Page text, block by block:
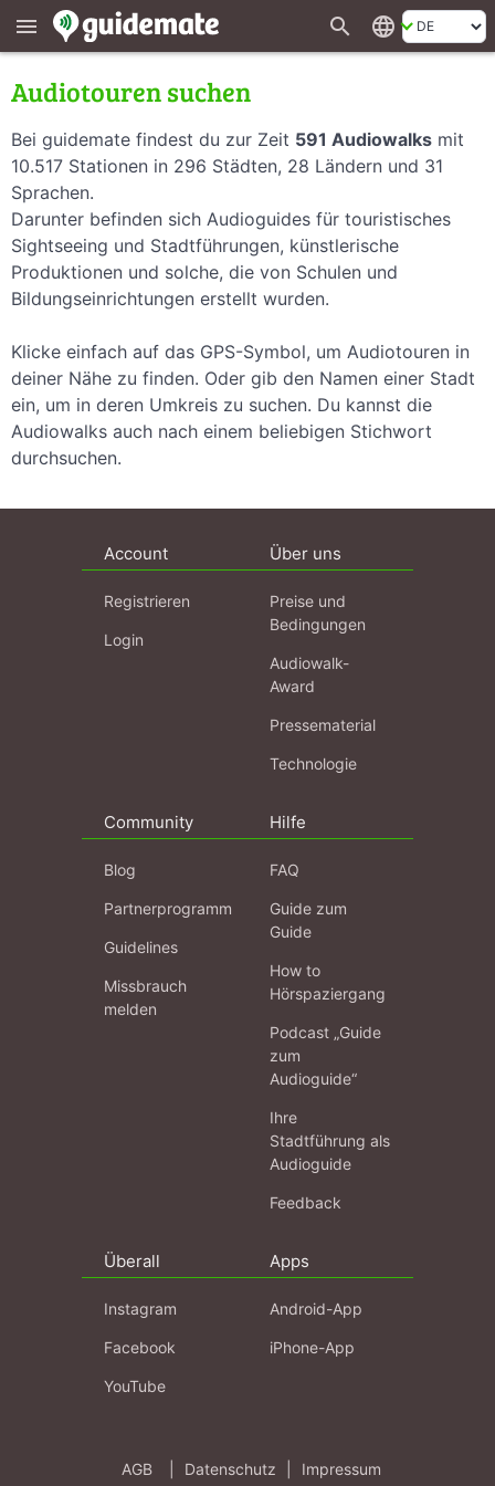
menu search language
Audiotouren suchen
Bei guidemate findest du zur Zeit 591 Audiowalks mit
10.517 Stationen in 296 Städten, 28 Ländern und 31
Sprachen.
Darunter befinden sich Audioguides für touristisches
Sightseeing und Stadtführungen, künstlerische
Produktionen und solche, die von Schulen und
Bildungseinrichtungen erstellt wurden.
Klicke einfach auf das GPS-Symbol, um Audiotouren in
deiner Nähe zu finden. Oder gib den Namen einer Stadt
ein, um in deren Umkreis zu suchen. Du kannst die
Audiowalks auch nach einem beliebigen Stichwort
durchsuchen.
Account
Registrieren
Login
Über uns
Preise und
Bedingungen
Audiowalk-
Award
Pressematerial
Technologie
Community
Blog
Partnerprogramm
Guidelines
Missbrauch
melden
Hilfe
FAQ
Guide zum
Guide
How to
Hörspaziergang
Podcast „Guide
zum
Audioguide“
Ihre
Stadtführung als
Audioguide
Feedback
Überall
Instagram
Facebook
YouTube
Apps
Android-App
iPhone-App
AGB Datenschutz Impressum